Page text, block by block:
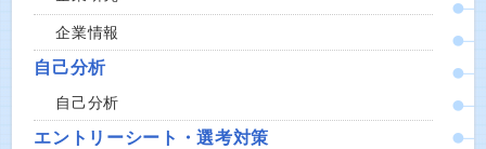
企業情報
自己分析
自己分析
エントリーシート・選考対策